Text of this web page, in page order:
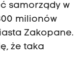
samorządy w
milionów
Zakopane.
że taka